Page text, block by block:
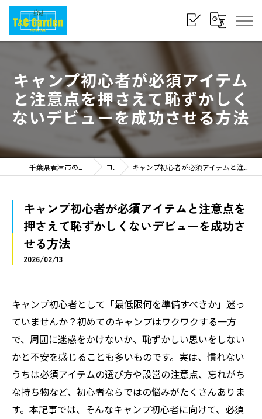
キャンプ初心者が必須アイテム
と注意点を押さえて恥ずかしく
ないデビューを成功させる方法
コラム キャンプ初心者が必須アイテムと注意点を押さえて恥ずかしくないデビューを成功させる方法
キャンプ初心者が必須アイテムと注意点を
押さえて恥ずかしくないデビューを成功さ
せる方法
2026/02/13
キャンプ初心者として「最低限何を準備すべきか」迷っ
ていませんか？初めてのキャンプはワクワクする一方
で、周囲に迷惑をかけないか、恥ずかしい思いをしない
かと不安を感じることも多いものです。実は、慣れない
うちは必須アイテムの選び方や設営の注意点、忘れがち
な持ち物など、初心者ならではの悩みがたくさんありま
す。本記事では、そんなキャンプ初心者に向けて、必須